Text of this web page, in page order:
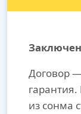
Договор
из сонма